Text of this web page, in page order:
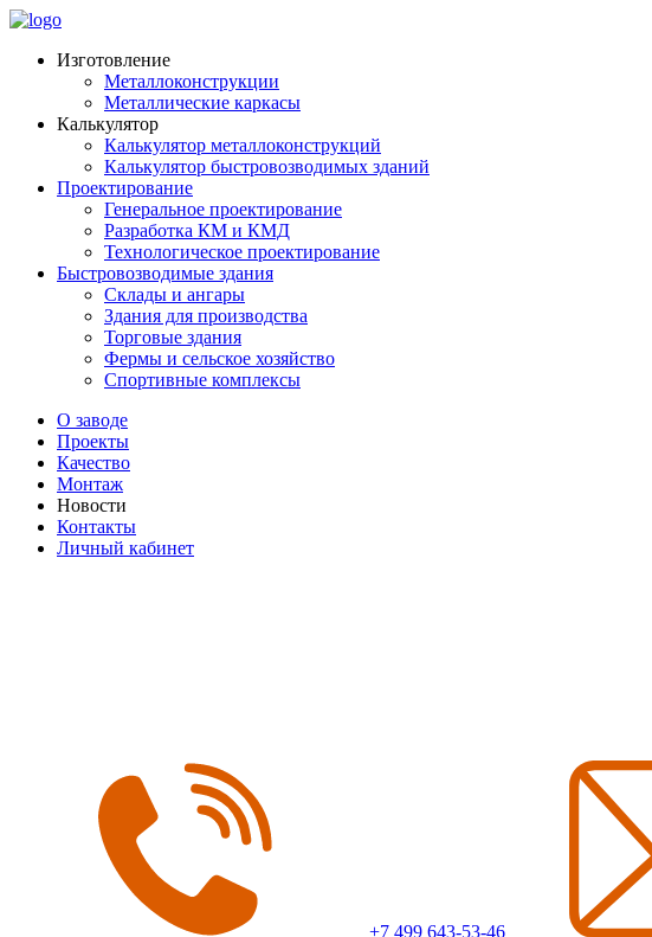
Изготовление
Металлоконструкции
Металлические каркасы
Калькулятор
Калькулятор металлоконструкций
Калькулятор быстровозводимых зданий
Проектирование
Генеральное проектирование
Разработка КМ и КМД
Технологическое проектирование
Быстровозводимые здания
Склады и ангары
Здания для производства
Торговые здания
Фермы и сельское хозяйство
Спортивные комплексы
О заводе
Проекты
Качество
Монтаж
Новости
Контакты
Личный кабинет
+7 499 643-53-46